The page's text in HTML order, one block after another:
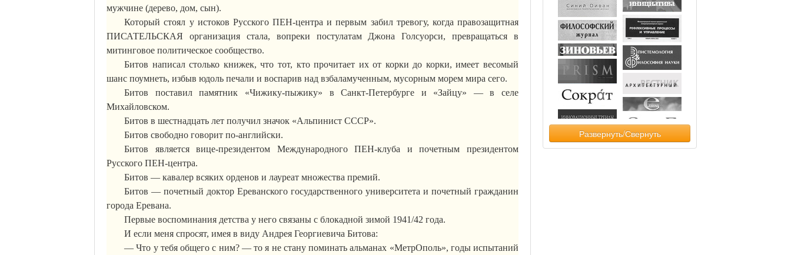
мужчине (дерево, дом, сын).
Который стоял у истоков РусскогоПЕН-центра и первым забил тревогу, когда правозащитная
ПИСАТЕЛЬСКАЯ организация стала, вопреки постулатам Джона Голсуорси, превращаться в
митинговое политическое сообщество.
Битов написал столько книжек, что тот, кто прочитает их от корки до корки, имеет весомый
шанс поумнеть, избыв юдоль печали и воспарив над взбаламученным, мусорным морем мира сего.
Битов поставил памятник «Чижику-пыжику» в Санкт-Петербурге и «Зайцу» — в селе
Михайловском.
Битов в шестнадцать лет получил значок «Альпинист СССР».
Битов свободно говорит по-английски.
Битов является вице-президентом МеждународногоПЕН-клуба и почетным президентом
Русского ПЕН-центра.
Битов — кавалер всяких орденов и лауреат множества премий.
Битов — почетный доктор Ереванского государственного университета и почетный гражданин
города Еревана.
Первые воспоминания детства у него связаны с блокадной зимой 1941/42 года.
И если меня спросят, имея в виду Андрея ГеоргиевичаБитова:
— Что у тебя общего с ним? — то я не стану поминать альманах «МетрОполь», годы испытаний
Развернуть/Свернуть